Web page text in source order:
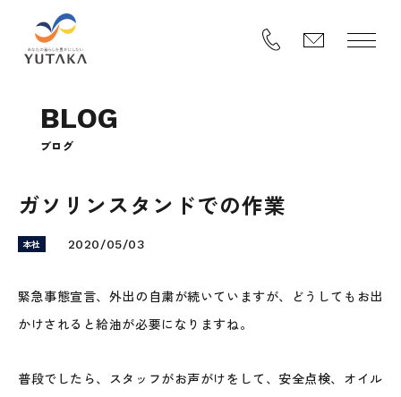
BLOG
ブロ グ
ガソリンスタンドでの作業
本社 2020/05/03
緊急事態宣言、外出の自粛が続いていますが、どうしてもお出
かけされると給油が必要になりますね。
普段でしたら、スタッフがお声がけをして、安全点検、オイル